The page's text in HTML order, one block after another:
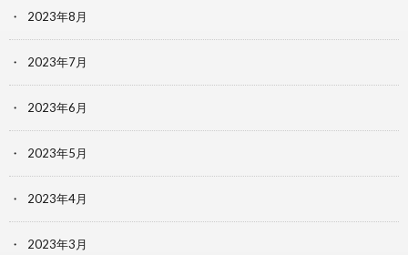
2023年8月
2023年7月
2023年6月
2023年5月
2023年4月
2023年3月